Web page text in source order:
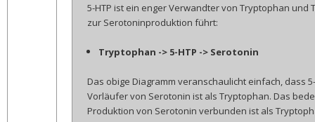
5-HTP ist ein enger Verwandter von Tryptophan und
zur Serotoninproduktion führt:
Tryptophan -> 5-HTP -> Serotonin
Das obige Diagramm veranschaulicht einfach, dass
Vorläufer von Serotonin ist als Tryptophan. Das
Produktion von Serotonin verbunden ist als